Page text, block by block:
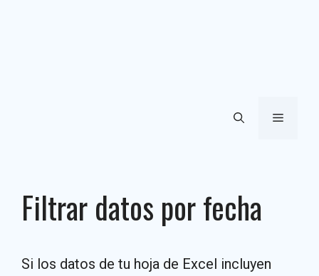
Menú
Filtrar datos por fecha
Si los datos de tu hoja de Excel incluyen